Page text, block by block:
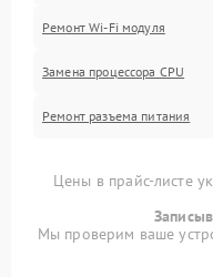
Ремонт Wi-Fi модуля
Замена процессора CPU
Ремонт разъема питания
Цены в прайс-листе
Мы проверим ваше